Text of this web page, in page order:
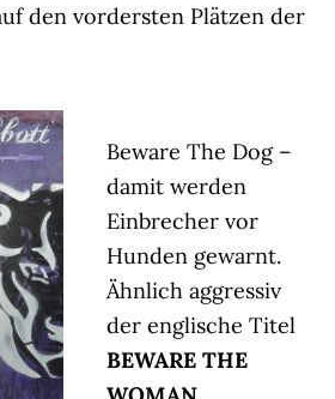
den vordersten Plätzen der
Beware The Dog –
damit werden
Einbrecher vor
Hunden gewarnt.
Ähnlich aggressiv
der englische Titel
BEWARE THE